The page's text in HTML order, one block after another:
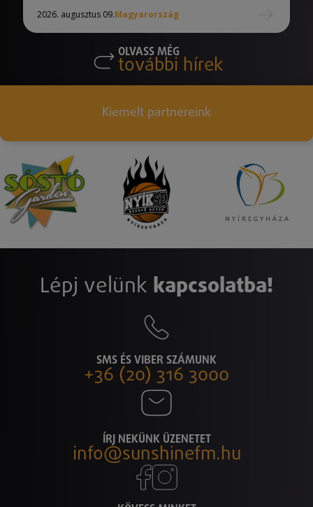
2026. augusztus 09.Magyarország
OLVASS MÉG
további hírek
Kiemelt partnereink
Lépj velünk kapcsolatba!
SMS ÉS VIBER SZÁMUNK
+36 (20) 316 3000
ÍRJ NEKÜNK ÜZENETET
info@sunshinefm.hu